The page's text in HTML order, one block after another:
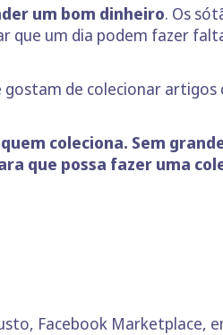
um bom dinheiro. Os
que um dia podem fazer
de colecionar artigos
coleciona. Sem
que possa fazer uma
Facebook Marketplace,